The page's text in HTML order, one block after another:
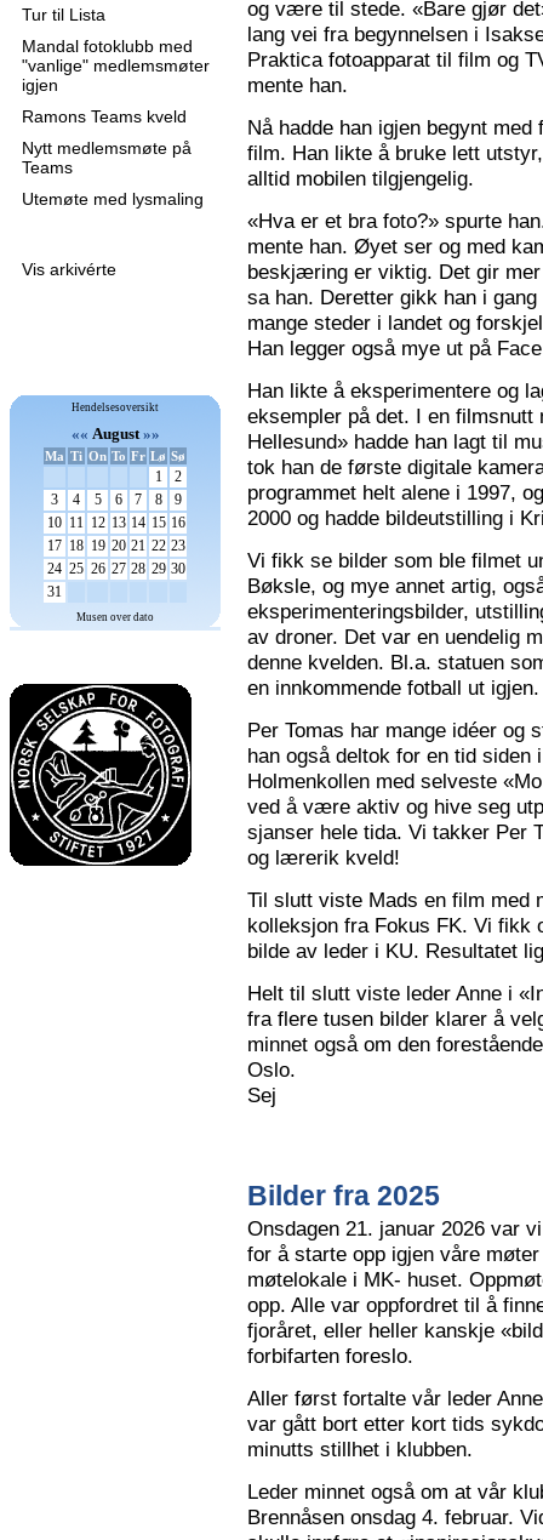
Tur til Lista
Mandal fotoklubb med
"vanlige" medlemsmøter
igjen
Ramons Teams kveld
Nytt medlemsmøte på
Teams
Utemøte med lysmaling
Vis arkivérte
Hendelsesoversikt
«« August»»
Ma Ti On To Fr Lø Sø
1
2
3
4 5 6 7 8
9
10 11 12 13 14 15 16
17 18 19 20 21 22 23
24 25 26 27 28 29 30
31
Musen over dato
og være til stede. «Bare gjør
lang vei fra begynnelsen i
Praktica fotoapparat til film og
mente han.
Nå hadde han igjen begynt
film. Han likte å bruke lett
alltid mobilen tilgjengelig.
«Hva er et bra foto?» spurte
mente han. Øyet ser og med
beskjæring er viktig. Det gir
sa han. Deretter gikk han i
mange steder i landet og
Han legger også mye ut på
Han likte å eksperimentere og
eksempler på det. I en filmsnutt
Hellesund» hadde han lagt til
tok han de første digitale
programmet helt alene i 1997,
2000 og hadde bildeutstilling i
Vi fikk se bilder som ble filmet
Bøksle, og mye annet artig,
eksperimenteringsbilder,
av droner. Det var en uendelig
denne kvelden. Bl.a. statuen
en innkommende fotball ut igjen.
Per Tomas har mange idéer og
han også deltok for en tid siden
Holmenkollen med selveste
ved å være aktiv og hive seg
sjanser hele tida. Vi takker Per
og lærerik kveld!
Til slutt viste Mads en film med
kolleksjon fra Fokus FK. Vi fikk
bilde av leder i KU. Resultatet
Helt til slutt viste leder Anne i
fra flere tusen bilder klarer å
minnet også om den
Oslo.
Sej
Bilder fra 2025
Onsdagen 21. januar 2026 var
for å starte opp igjen våre
møtelokale i MK- huset.
opp. Alle var oppfordret til å
fjoråret, eller heller kanskje
forbifarten foreslo.
Aller først fortalte vår leder
var gått bort etter kort tids
minutts stillhet i klubben.
Leder minnet også om at vår
Brennåsen onsdag 4. februar.